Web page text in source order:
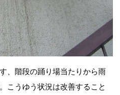
、階段の踊り場当たりから雨
こうゆう状況は改善すること